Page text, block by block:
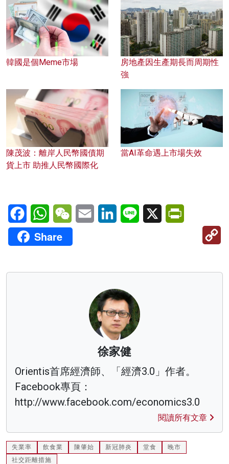
韓國是個Meme市場
房地產因生產期長而周期性
強
陳茂波：離岸人民幣國債期
貨上市 助推人民幣國際化
當AI革命遇上市場失效
FacebookWhatsAppWeChatEmail LinkedInLine X
Share
徐家健
Orientis首席經濟師、「經濟3.0」作者。
Facebook專頁：
http://www.facebook.com/economics3.0
閱讀所有文章
失業率 飲食業 陳肇始 新冠肺炎 堂食
晚市
社交距離措施